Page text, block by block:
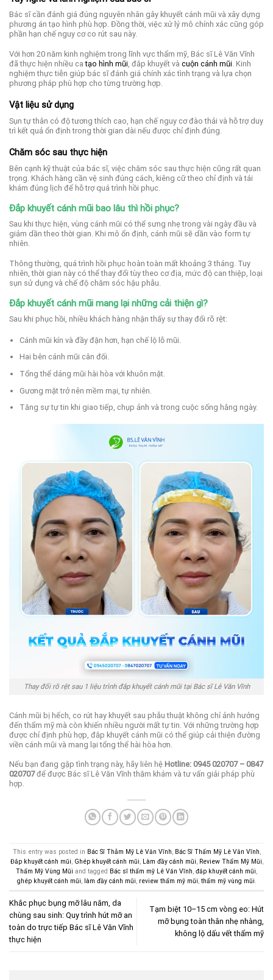
Bác sĩ cần đánh giá đúng nguyên nhân gây khuyết cánh mũi và xây dựng
phương án tạo hình phù hợp. Đồng thời, việc xử lý mô chính xác cũng góp
phần hạn chế nguy cơ co rút sau này.
Với hơn 20 năm kinh nghiệm trong lĩnh vực thẩm mỹ, Bác sĩ Lê Văn Vĩnh
đã thực hiện nhiều catạo hình mũi , đắp khuyết và cuộn cánh mũi . Kinh
nghiệm thực tiễn giúp bác sĩ đánh giá chính xác tình trạng và lựa chọn
phương pháp phù hợp cho từng trường hợp.
Vật liệu sử dụng
Sụn tự thân có độ tương thích cao, hạn chế nguy cơ đào thải và hỗ trợ duy
trì kết quả ổn định trong thời gian dài nếu được chỉ định đúng.
Chăm sóc sau thực hiện
Bên cạnh kỹ thuật của bác sĩ, việc chăm sóc sau thực hiện cũng rất quan
trọng. Khách hàng cần vệ sinh đúng cách, kiêng cữ theo chỉ định và tái
khám đúng lịch để hỗ trợ quá trình hồi phục.
Đắp khuyết cánh mũi bao lâu thì hồi phục?
Sau khi thực hiện, vùng cánh mũi có thể sưng nhẹ trong vài ngày đầu và
giảm dần theo thời gian. Khi mô ổn định, cánh mũi sẽ dần vào form tự
nhiên.
Thông thường, quá trình hồi phục hoàn toàn mất khoảng 3 tháng. Tuy
nhiên, thời gian này có thể thay đổi tùy theo cơ địa, mức độ can thiệp, loại
sụn sử dụng và chế độ chăm sóc hậu phẫu.
Đắp khuyết cánh mũi mang lại những cải thiện gì?
Sau khi phục hồi, nhiều khách hàng nhận thấy sự thay đổi rõ rệt:
Cánh mũi kín và đầy đặn hơn, hạn chế lộ lỗ mũi.
Hai bên cánh mũi cân đối.
Tổng thể dáng mũi hài hòa với khuôn mặt.
Gương mặt trở nên mềm mại, tự nhiên.
Tăng sự tự tin khi giao tiếp, chụp ảnh và trong cuộc sống hằng ngày.
Thay đổi rõ rệt sau 1 liệu trình đắp khuyết cánh mũi tại Bác sĩ Lê Văn Vĩnh
Cánh mũi bị hếch, co rút hay khuyết sau phẫu thuật không chỉ ảnh hưởng
đến thẩm mỹ mà còn khiến nhiều người mất tự tin. Với những trường hợp
được chỉ định phù hợp, đắp khuyết cánh mũi có thể giúp cải thiện đường
viền cánh mũi và mang lại tổng thể hài hòa hơn.
Nếu bạn đang gặp tình trạng này, hãy liên hệ Hotline: 0945 020707 – 0847
020707để được Bác sĩ Lê Văn Vĩnh thăm khám và tư vấn giải pháp phù
hợp.
This entry was posted in Bác Sĩ Thẫm Mỹ Lê Văn Vĩnh Bác Sĩ Thẩm Mỹ Lê Văn Vĩnh
Đắp khuyết cánh mũi Ghép khuyết cánh mũi Làm đầy cánh mũi Review Thẩm Mỹ Mũi
Thẩm Mỹ Vùng Mũi and tagged Bác sĩ thẩm mỹ Lê Văn Vĩnh đắp khuyết cánh mũi
ghép khuyết cánh mũi làm đầy cánh mũi review thẩm mỹ mũi thẩm mỹ vùng mũi
Khắc phục bụng mỡ lâu năm, da
chùng sau sinh: Quy trình hút mỡ an
toàn do trực tiếp Bác sĩ Lê Văn Vĩnh
thực hiện
Tạm biệt 10–15 cm vòng eo: Hút
mỡ bụng toàn thân nhẹ nhàng,
không lộ dấu vết thẩm mỹ